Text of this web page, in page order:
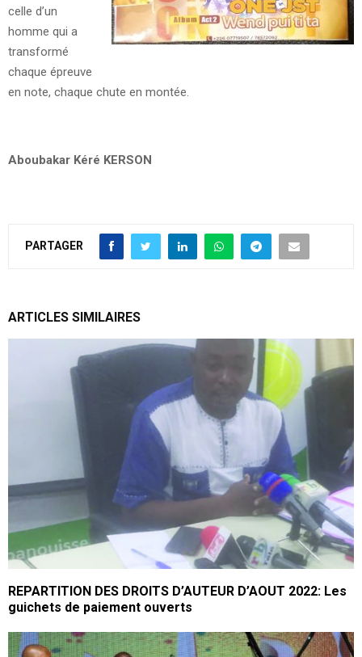
celle d’un
homme qui a
transformé
chaque épreuve
en note, chaque chute en montée.
Aboubakar Kéré KERSON
PARTAGER
ARTICLES SIMILAIRES
REPARTITION DES DROITS D’AUTEUR D’AOUT 2022: Les
guichets de paiement ouverts